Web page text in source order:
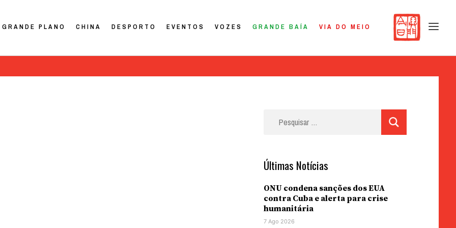
GRANDE PLANO CHINA DESPORTO EVENTOS VOZES GRANDE BAÍA VIA DO MEIO
Últimas Notícias
ONU condena sanções dos EUA
contra Cuba e alerta para crise
humanitária
7 Ago 2026